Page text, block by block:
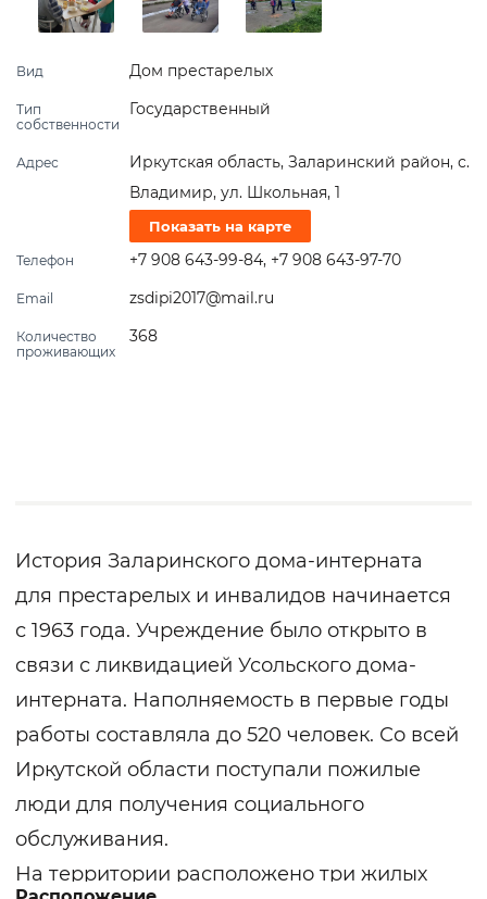
Вид Дом престарелых
Тип
собственности
Государственный
Адрес
Иркутская область, Заларинский район, с.
Владимир, ул. Школьная, 1
Показать на карте
Телефон +7 908 643-99-84, +7 908 643-97-70
Email zsdipi2017@mail.ru
Количество
проживающих
368
История Заларинского дома-интерната
для престарелых и инвалидов начинается
с 1963 года. Учреждение было открыто в
связи с ликвидацией Усольского дома-
интерната. Наполняемость в первые годы
работы составляла до 520 человек. Со всей
Иркутской области поступали пожилые
люди для получения социального
обслуживания.
На территории расположено три жилых